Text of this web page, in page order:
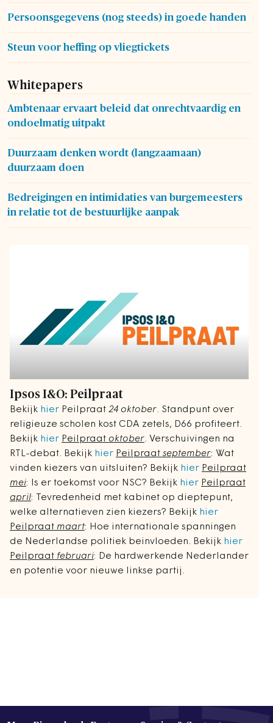
Persoonsgegevens (nog steeds) in goede handen
Steun voor heffing op vliegtickets
Whitepapers
Ambtenaar ervaart beleid dat onrechtvaardig en
ondoelmatig uitpakt
Duurzaam denken wordt (langzaamaan)
duurzaam doen
Bedreigingen en intimidaties van burgemeesters
in relatie tot de bestuurlijke aanpak
Ipsos I&O: Peilpraat
Bekijk hier Peilpraat 24 oktober. Standpunt over
religieuze scholen kost CDA zetels, D66 profiteert.
Bekijk hier Peilpraat oktober. Verschuivingen na
RTL-debat. Bekijk hier Peilpraat september: Wat
vinden kiezers van uitsluiten? Bekijk hier Peilpraat
mei: Is er toekomst voor NSC? Bekijk hier Peilpraat
april: Tevredenheid met kabinet op dieptepunt,
welke alternatieven zien kiezers? Bekijk hier
Peilpraat maart: Hoe internationale spanningen
de Nederlandse politiek beinvloeden. Bekijk hier
Peilpraat februari: De hardwerkende Nederlander
en potentie voor nieuwe linkse partij.